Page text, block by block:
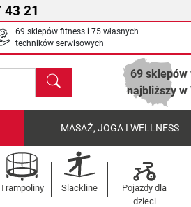
43 21
69 sklepów fitness i 75 własnych
techników serwisowych
Szukaj
69 sklepów
najbliższy w
MASAŻ, JOGA I WELLNESS
Trampoliny Slackline
Pojazdy dla
dzieci